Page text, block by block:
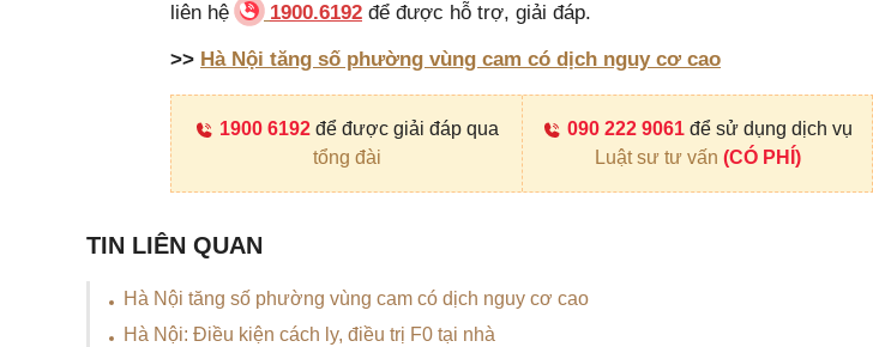
liên hệ
1900.6192 để được hỗ trợ, giải đáp.
>> Hà Nội tăng số phường vùng cam có dịch nguy cơ cao
1900 6192 để được giải đáp qua
tổng đài
090 222 9061 để sử dụng dịch vụ
Luật sư tư vấn (CÓ PHÍ)
TIN LIÊN QUAN
Hà Nội tăng số phường vùng cam có dịch nguy cơ cao
Hà Nội: Điều kiện cách ly, điều trị F0 tại nhà